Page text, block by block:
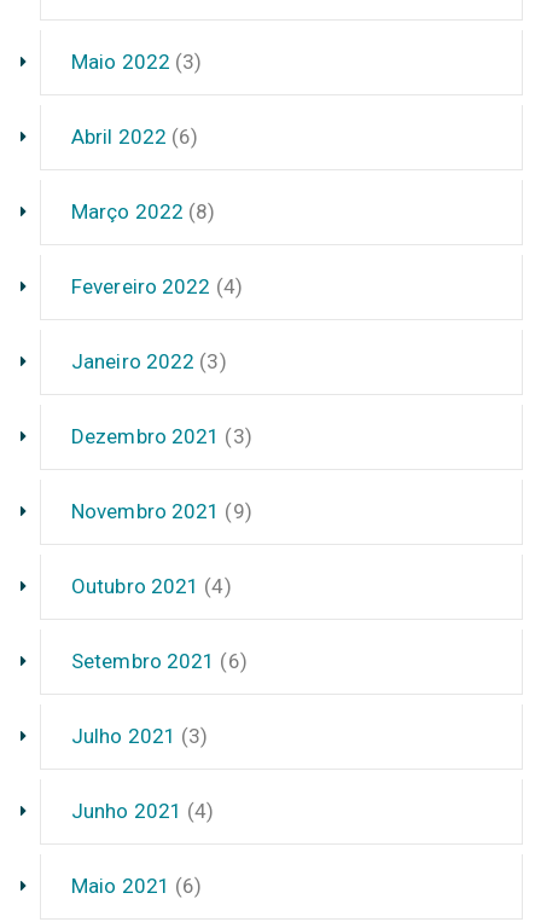
Maio 2022 (3)
Abril 2022 (6)
Março 2022 (8)
Fevereiro 2022 (4)
Janeiro 2022 (3)
Dezembro 2021 (3)
Novembro 2021 (9)
Outubro 2021 (4)
Setembro 2021 (6)
Julho 2021 (3)
Junho 2021 (4)
Maio 2021 (6)